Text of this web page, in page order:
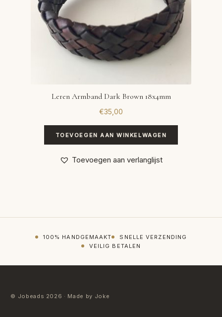
Leren Armband Dark Brown 18x4mm
€35,00
TOEVOEGEN AAN WINKELWAGEN
Toevoegen aan verlanglijst
100% HANDGEMAAKT
SNELLE VERZENDING
VEILIG BETALEN
© Jobeads 2026 · Made by Joke